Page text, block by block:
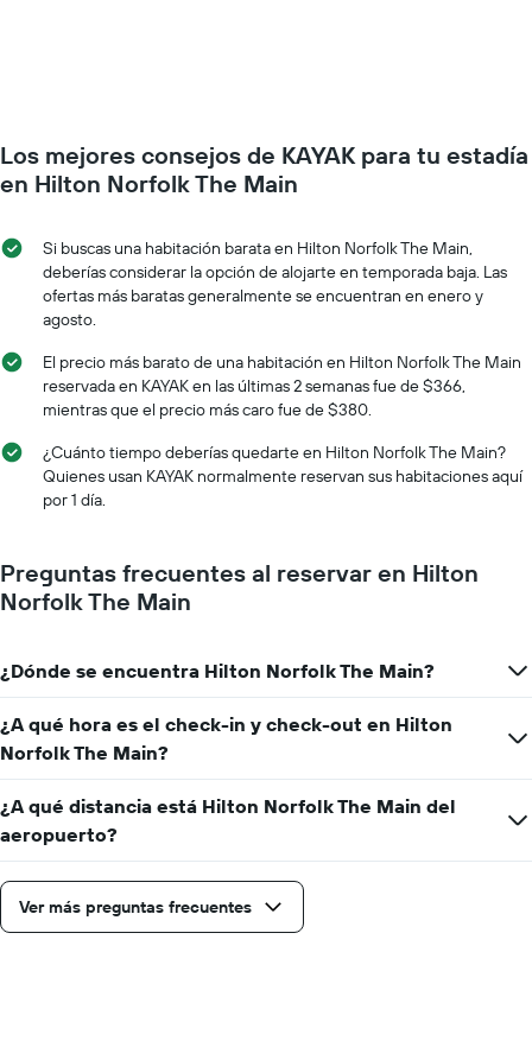
muestra
1
eje
que
indica
el
precio
promedio
una
habitación
que
se
fecha
de
estadía
gráfico
muestra
que
indica
días
que
la
estadía
El
gráfico
muestra
1
eje
Y
que
indica
el
Los mejores consejos de KAYAK para tu estadía
en Hilton Norfolk The Main
Si buscas una habitación barata en Hilton Norfolk The Main,
deberías considerar la opción de alojarte en temporada baja. Las
ofertas más baratas generalmente se encuentran en enero y
agosto.
El precio más barato de una habitación en Hilton Norfolk The Main
reservada en KAYAK en las últimas 2 semanas fue de $366,
mientras que el precio más caro fue de $380.
¿Cuánto tiempo deberías quedarte en Hilton Norfolk The Main?
Quienes usan KAYAK normalmente reservan sus habitaciones aquí
por 1 día.
Preguntas frecuentes al reservar en Hilton
Norfolk The Main
¿Dónde se encuentra Hilton Norfolk The Main?
¿A qué hora es el check-in y check-out en Hilton
Norfolk The Main?
¿A qué distancia está Hilton Norfolk The Main del
aeropuerto?
Ver más preguntas frecuentes